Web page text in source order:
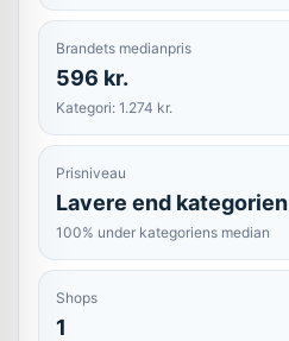
Brandets medianpris
596 kr.
Kategori: 1.274 kr.
Prisniveau
Lavere end kategorien
100% under kategoriens median
Shops
1